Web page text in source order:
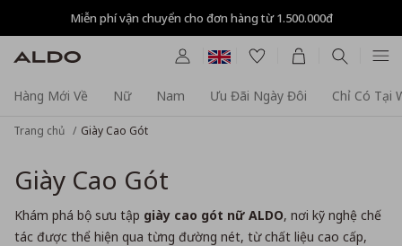
Miễn phí vận chuyển cho đơn hàng từ 1.500.000đ
Hàng Mới Về Nữ Nam Ưu Đãi Ngày Đôi Chỉ Có Tại
Trang chủ Giày Cao Gót
Giày Cao Gót
Khám phá bộ sưu tập giày cao gót nữ ALDO, nơi kỹ nghệ chế
tác được thể hiện qua từng đường nét, từ chất liệu cao cấp,